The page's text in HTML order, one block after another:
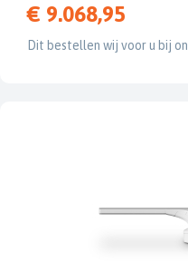
€ 9.068,95
Dit bestellen wij voor u bij